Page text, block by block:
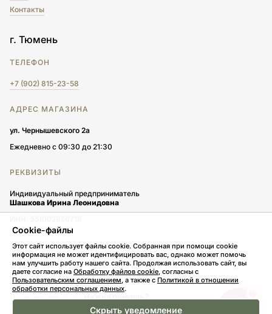
г. Тюмень
ТЕЛЕФОН
+7 (902) 815-23-58
АДРЕС МАГАЗИНА
ул. Чернышевского 2а
Ежедневно с 09:30 до 21:30
РЕКВИЗИТЫ
Индивидуальный предприниматель
Шашкова Ирина Леонидовна
Контакты
© 2026, Зайкин дом — Доставка цветов в Тюмени
Пользовательское соглашение
Политика обработки персональных данных
Cookie-файлы
Этот сайт использует файлы cookie. Собранная при помощи cookie
информация не может идентифицировать вас, однако может помочь
нам улучшить работу нашего сайта. Продолжая использовать сайт, вы
даете согласие на Обработку файлов cookie, согласны с
Пользовательским соглашением, а также с Политикой в отношении
обработки персональных данных.
Скрыть уведомление
Напишите в Telegram, MAX или